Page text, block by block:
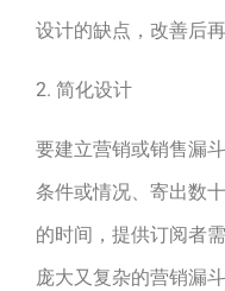
设计的缺点，改善后再
2. 简化设计
要建立营销或销售漏
条件或情况、寄出数
的时间，提供订阅者
庞大又复杂的营销漏